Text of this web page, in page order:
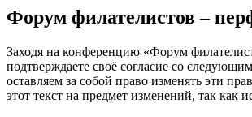
Форум филателистов –
Заходя на конференцию «Форум
подтверждаете своё согласие со
оставляем за собой право изменять эти
этот текст на предмет изменений, так как